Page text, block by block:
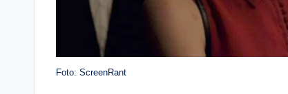
Foto: ScreenRant